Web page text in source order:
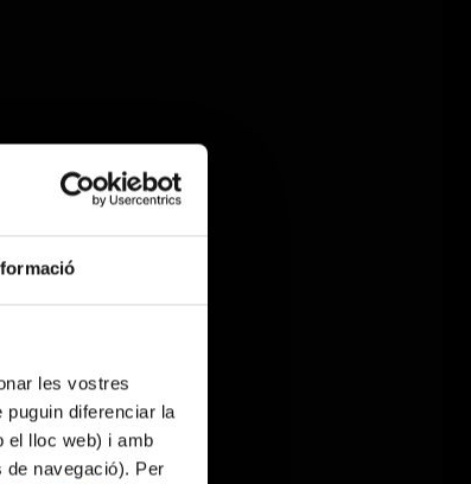
les vostres
diferenciar la
el lloc web) i amb
de navegació). Per